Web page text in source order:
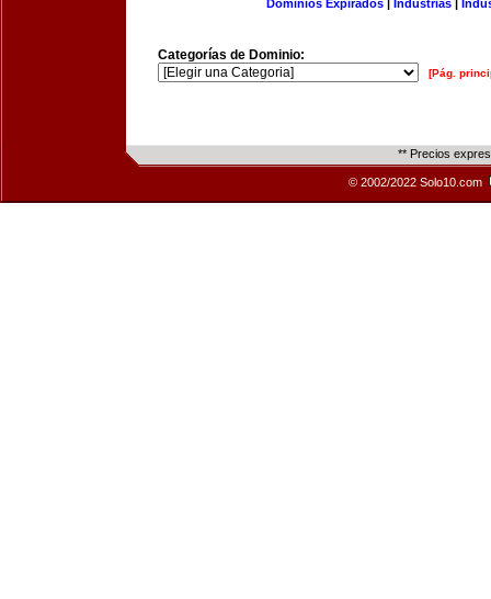
Dominios Expirados | Industrias |
Categorías de Dominio:
[Pág.
** Precios
© 2002/2022 Solo10.com